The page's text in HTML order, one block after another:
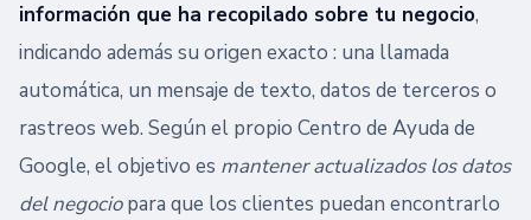
información que ha recopilado sobre tu negocio,
indicando además su origen exacto : una llamada
automática, un mensaje de texto, datos de terceros o
rastreos web. Según el propio Centro de Ayuda de
Google, el objetivo es mantener actualizados los datos
del negociopara que los clientes puedan encontrarlo